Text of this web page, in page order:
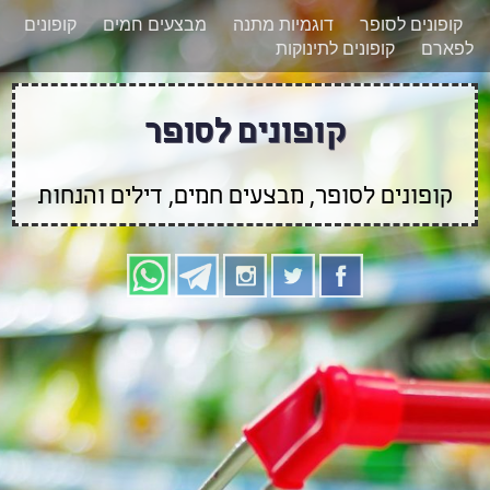
רוצים להישאר מעודכנים לגבי קופונים חדשים?
הצטרפו אלינו גם
בוואטסאפ
קופונים לסופר דוגמיות מתנה מבצעים חמים
קופונים
לפארם
קופונים לתינוקות
קופונים לסופר
קופונים לסופר, מבצעים חמים, דילים והנחות